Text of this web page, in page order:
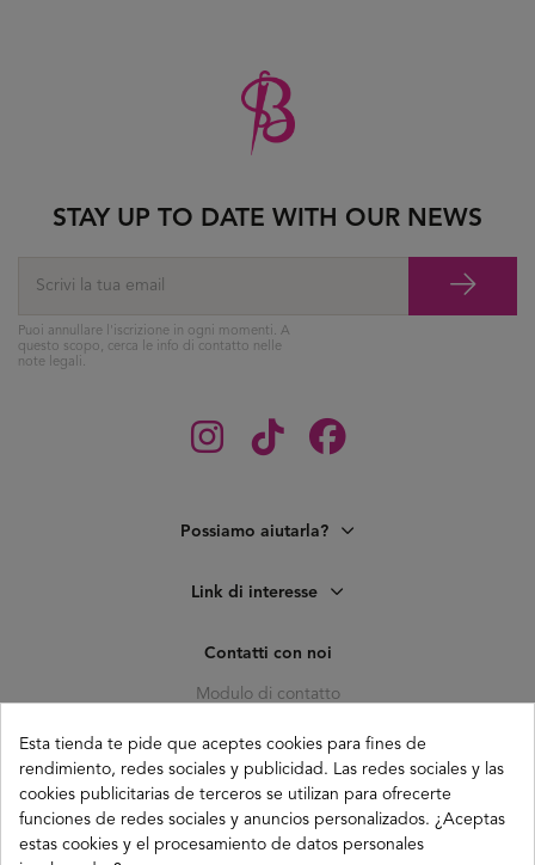
Possiamo aiutarla?
Link di interesse
Contatti con noi
Modulo di contatto
41010 (Triana) Sevilla
info@buganco.com
STAY UP TO DATE WITH OUR NEWS
Puoi annullare l'iscrizione in ogni momenti. A
questo scopo, cerca le info di contatto nelle
note legali.
Esta tienda te pide que aceptes cookies para fines de
rendimiento, redes sociales y publicidad. Las redes sociales y las
cookies publicitarias de terceros se utilizan para ofrecerte
funciones de redes sociales y anuncios personalizados. ¿Aceptas
estas cookies y el procesamiento de datos personales